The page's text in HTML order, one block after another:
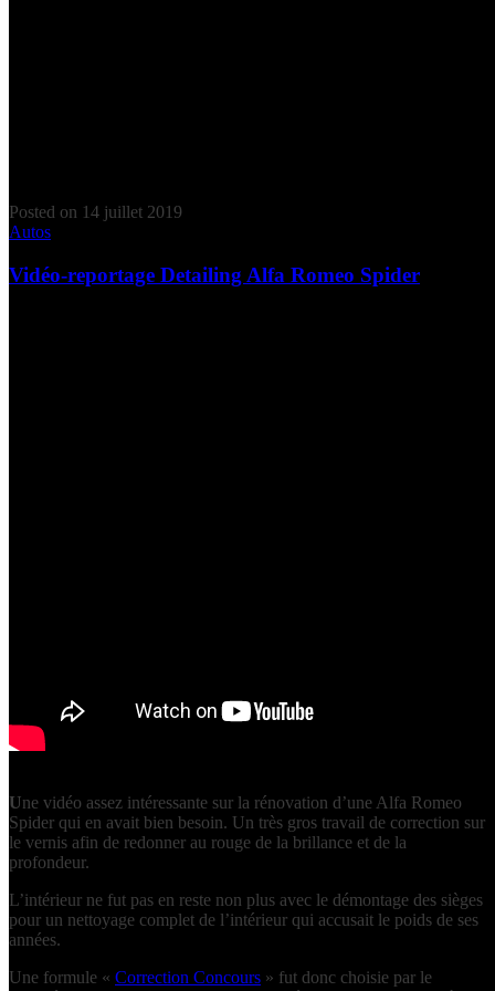
Posted on 14 juillet 2019
Autos
Vidéo-reportage Detailing Alfa Romeo Spider
Une vidéo assez intéressante sur la rénovation d’une Alfa Romeo
Spider qui en avait bien besoin. Un très gros travail de correction sur
le vernis afin de redonner au rouge de la brillance et de la
profondeur.
L’intérieur ne fut pas en reste non plus avec le démontage des sièges
pour un nettoyage complet de l’intérieur qui accusait le poids de ses
années.
Une formule « Correction Concours » fut donc choisie par le